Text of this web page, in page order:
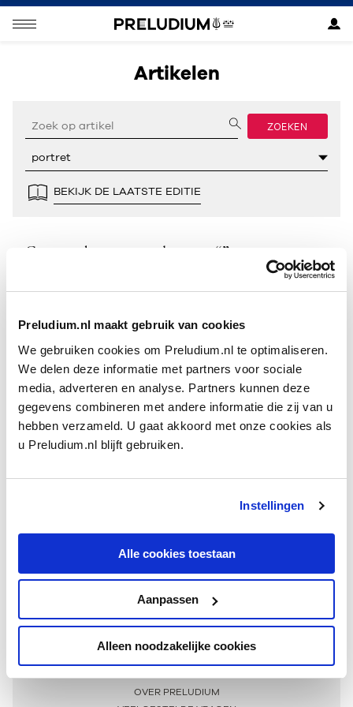
Preludium.nl maakt gebruik van cookies
We gebruiken cookies om Preludium.nl te optimaliseren.
We delen deze informatie met partners voor sociale
media, adverteren en analyse. Partners kunnen deze
gegevens combineren met andere informatie die zij van u
hebben verzameld. U gaat akkoord met onze cookies als
u Preludium.nl blijft gebruiken.
Instellingen
Alle cookies toestaan
Aanpassen
Alleen noodzakelijke cookies
Artikelen
ZOEKEN
BEKIJK DE LAATSTE EDITIE
Geen resultaten gevonden voor “”.
Meer informatie
OVER PRELUDIUM